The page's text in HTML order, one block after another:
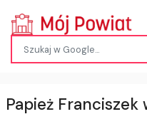
Papież Franciszek